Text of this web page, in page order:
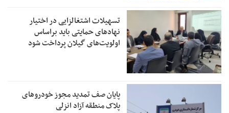
تسهیلات اشتغالزایی در اختیار
نهادهای حمایتی باید براساس
اولویت‌های گیلان پرداخت شود
پایان صف تمدید مجوز خودروهای
پلاک منطقه آزاد انزلی